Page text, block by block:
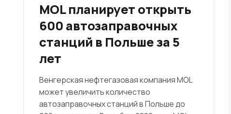
MOL планирует открыть
600 автозаправочных
станций в Польше за 5
лет
Венгерская нефтегазовая компания MOL
может увеличить количество
автозаправочных станций в Польше до